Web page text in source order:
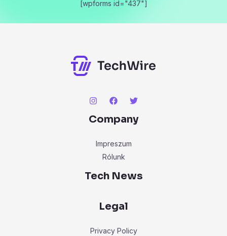
[wpforms id="437"]
Company
Impreszum
Rólunk
Tech News
Legal
Privacy Policy